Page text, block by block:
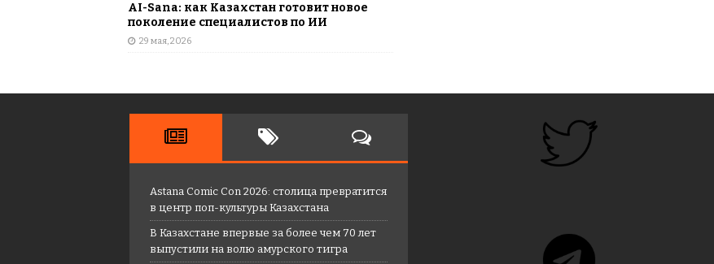
AI-Sana: как Казахстан готовит новое
поколение специалистов по ИИ
29 мая, 2026
Astana Comic Con 2026: столица превратится
в центр поп-культуры Казахстана
В Казахстане впервые за более чем 70 лет
выпустили на волю амурского тигра